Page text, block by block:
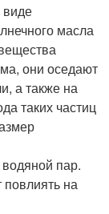
виде
масла
они оседают
а также на
таких частиц
пар.
на